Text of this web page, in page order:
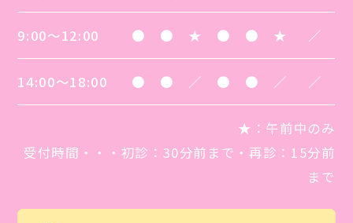
9:00～12:00 ● ● ★ ● ● ★ ／
14:00～18:00 ● ● ／ ● ● ／ ／
★ ：午前中のみ
受付時間・・・初診：30分前まで・再診：15分前
まで